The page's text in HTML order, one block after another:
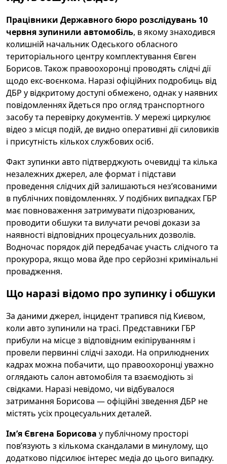
Працівники Державного бюро розслідувань 10
червня зупинили автомобіль, в якому знаходився
колишній начальник Одеського обласного
територіального центру комплектування Євген
Борисов. Також правоохоронці проводять слідчі дії
щодо екс-воєнкома. Наразі офіційних подробиць від
ДБР у відкритому доступі обмежено, однак у наявних
повідомленнях йдеться про огляд транспортного
засобу та перевірку документів. У мережі циркулює
відео з місця подій, де видно оперативні дії силовиків
і присутність кількох службових осіб.
Факт зупинки авто підтверджують очевидці та кілька
незалежних джерел, але формат і підстави
проведення слідчих дій залишаються нез’ясованими
в публічних повідомленнях. У подібних випадках ГБР
має повноваження затримувати підозрюваних,
проводити обшуки та вилучати речові докази за
наявності відповідних процесуальних дозволів.
Водночас порядок дій передбачає участь слідчого та
прокурора, якщо мова йде про серйозні кримінальні
провадження.
Що наразі відомо про зупинку і обшуки
За даними джерел, інцидент трапився під Києвом,
коли авто зупинили на трасі. Представники ГБР
прибули на місце з відповідним екіпіруванням і
провели первинні слідчі заходи. На оприлюднених
кадрах можна побачити, що правоохоронці уважно
оглядають салон автомобіля та взаємодіють зі
свідками. Наразі невідомо, чи відбувалося
затримання Борисова — офіційні зведення ДБР не
містять усіх процесуальних деталей.
Ім’я Євгена Борисова у публічному просторі
пов’язують з кількома скандалами в минулому, що
додатково підсилює інтерес медіа до цього випадку.